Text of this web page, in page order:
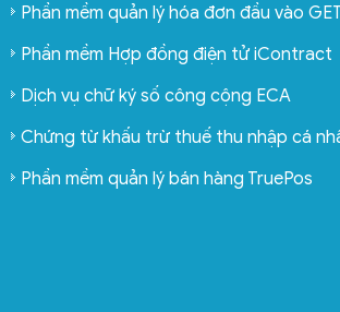
Phần mềm quản lý hóa đơn đầu vào
Phần mềm Hợp đồng điện tử iContract
Dịch vụ chữ ký số công cộng ECA
Chứng từ khấu trừ thuế thu nhập cá
Phần mềm quản lý bán hàng TruePos